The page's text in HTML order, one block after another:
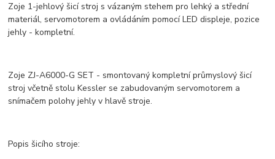
Zoje 1-jehlový šicí stroj s vázaným stehem pro lehký a střední
materiál, servomotorem a ovládáním pomocí LED displeje, pozice
jehly - kompletní.
Zoje ZJ-A6000-G SET - smontovaný kompletní průmyslový šicí
stroj včetně stolu Kessler se zabudovaným servomotorem a
snímačem polohy jehly v hlavě stroje.
Popis šicího stroje: